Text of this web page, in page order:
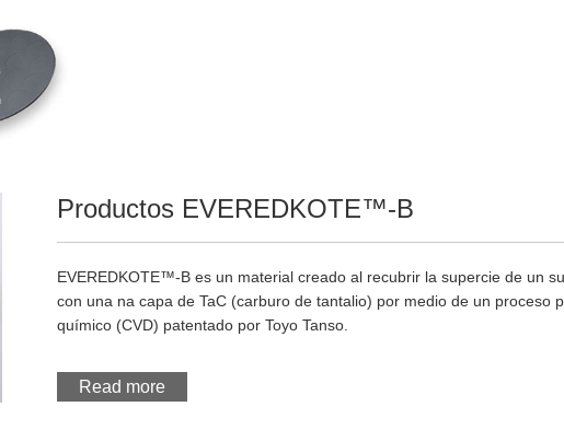
Productos EVEREDKOTE™-B
EVEREDKOTE™-B es un material creado al recubrir la supercie de un
con una na capa de TaC (carburo de tantalio) por medio de un proceso
químico (CVD) patentado por Toyo Tanso.
Read more